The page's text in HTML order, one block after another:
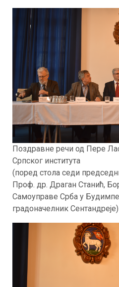
Поздравне речи од Пере
Српског института
(поред стола седи
Проф. др. Драган Станић,
Самоуправе Срба у
градоначелник Сентандреје)